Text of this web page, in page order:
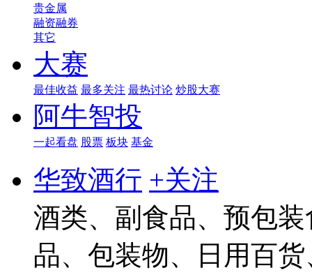
贵金属
融资融券
其它
大赛
最佳收益 最多关注 最热讨论 炒股大赛
阿牛智投
一起看盘 股票 板块 基金
华致酒行 +关注
酒类、副食品、预包
品、包装物、日用百